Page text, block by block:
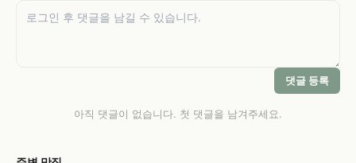
댓글 등록
아직 댓글이 없습니다. 첫 댓글을 남겨주세요.